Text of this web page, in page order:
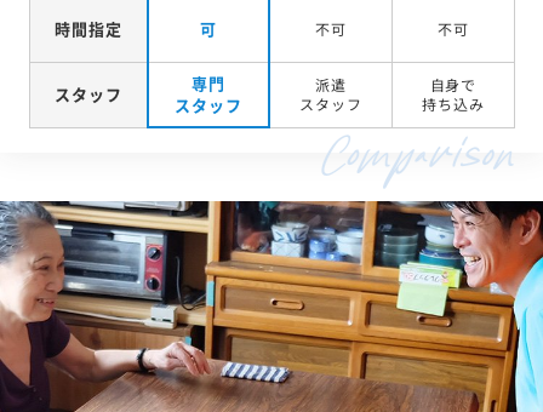
時間指定 可 不可 不可
スタッフ
専門
スタッフ
派遣
スタッフ
自身で
持ち込み